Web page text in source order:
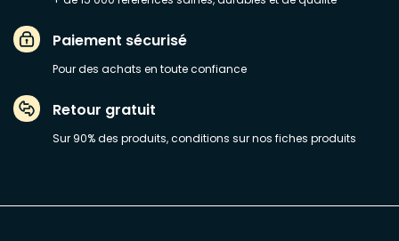
Paiement sécurisé
Pour des achats en toute confiance
Retour gratuit
Sur 90% des produits, conditions sur nos fiches produits